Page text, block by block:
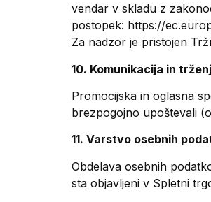
vendar v skladu z
postopek: https://
Za nadzor je pristojen
10. Komunikacija in
Promocijska in oglasna
brezpogojno upoštevali
11. Varstvo osebnih
Obdelava osebnih
sta objavljeni v Spletni